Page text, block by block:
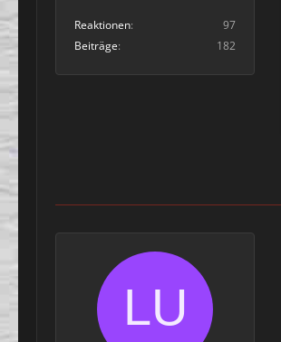
Reaktionen
97
Beiträge
182